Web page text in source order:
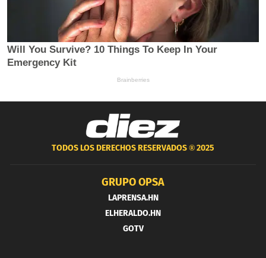
TODOS LOS DERECHOS RESERVADOS ®2025
GRUPO OPSA
LAPRENSA.HN
ELHERALDO.HN
GOTV